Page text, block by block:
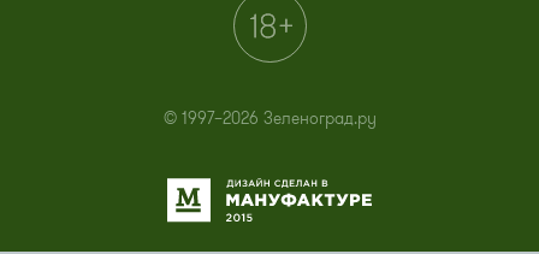
© 1997–2026 Зеленоград.ру